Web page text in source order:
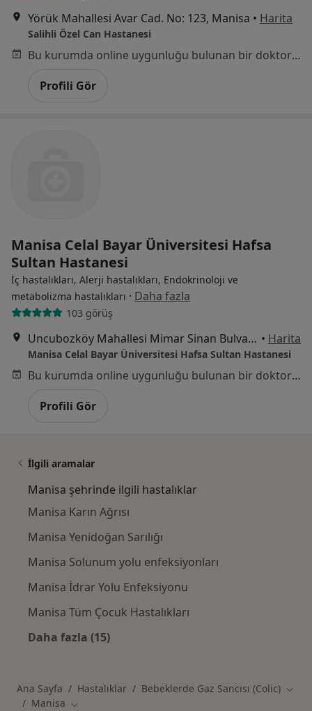
Yörük Mahallesi Avar Cad. No: 123, Manisa • Harita
Salihli Özel Can Hastanesi
Bu kurumda online uygunluğu bulunan bir doktor veya uzman bulunamadı
Profili Gör
Manisa Celal Bayar Üniversitesi Hafsa
Sultan Hastanesi
İç hastalıkları, Alerji hastalıkları, Endokrinoloji ve
metabolizma hastalıkları · Daha fazla
103 görüş
Uncubozköy Mahallesi Mimar Sinan Bulvarı No:189, Manisa • Harita
Manisa Celal Bayar Üniversitesi Hafsa Sultan Hastanesi
Bu kurumda online uygunluğu bulunan bir doktor veya uzman bulunamadı
Profili Gör
İlgili aramalar
Manisa şehrinde ilgili hastalıklar
Manisa Karın Ağrısı
Manisa Yenidoğan Sarılığı
Manisa Solunum yolu enfeksiyonları
Manisa İdrar Yolu Enfeksiyonu
Manisa Tüm Çocuk Hastalıkları
Daha fazla (15)
Ana Sayfa Hastalıklar Bebeklerde Gaz Sancısı (Colic)
Manisa Şehir değiştir